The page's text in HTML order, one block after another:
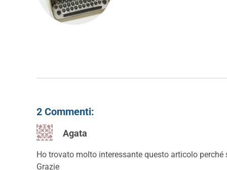
2 Commenti:
Agata
Ho trovato molto interessante questo articolo
Grazie